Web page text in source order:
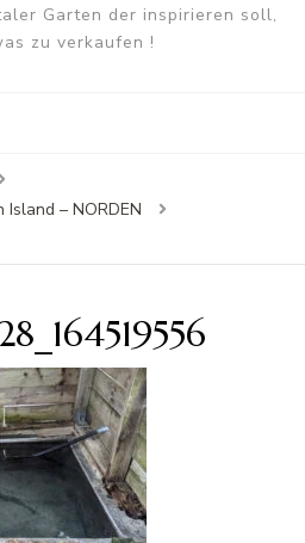
Garten der inspirieren soll,
zu verkaufen !
– NORDEN